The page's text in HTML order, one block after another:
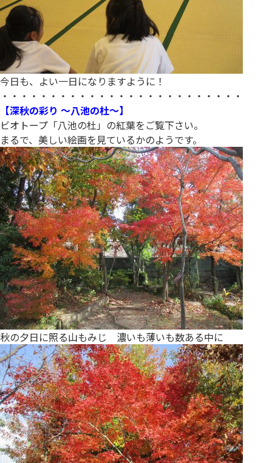
今日も、よい一日になりますように！
・・・・・・・・・・・・・・・・・・・・・・・・・
【深秋の彩り ～八池の杜～】
ビオトープ「八池の杜」の紅葉をご覧下さい。
まるで、美しい絵画を見ているかのようです。
秋の夕日に照る山もみじ 濃いも薄いも数ある中に